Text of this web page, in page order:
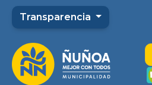
Transparencia